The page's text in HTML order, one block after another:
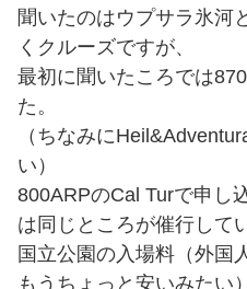
聞いたのはウプサラ氷河
くクルーズですが、
最初に聞いたころでは
た。
（ちなみに
い）
800ARPのCal Turで申し
は同じところが催行して
国立公園の入場料（外国
もうちょっと安いみたい